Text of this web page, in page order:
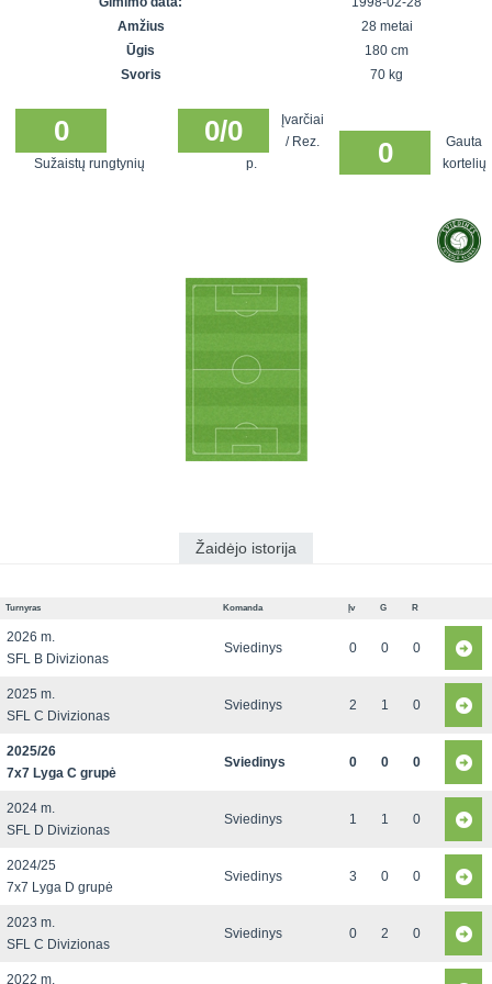
SFL rudens
Snaigės taurė
čempionatas
Vilnius
Amžius
28 metai
Ūgis
180 cm
Svoris
70 kg
0
Sužaistų rungtynių
0/0
Įvarčiai
/ Rez.
p.
0
Gauta
kortelių
Žaidėjo istorija
Turnyras Komanda Įv G R
2026 m.
SFL B Divizionas
Sviedinys 0 0 0
2025 m.
SFL C Divizionas
Sviedinys 2 1 0
2025/26
7x7 Lyga C grupė
Sviedinys 0 0 0
2024 m.
SFL D Divizionas
Sviedinys 1 1 0
2024/25
7x7 Lyga D grupė
Sviedinys 3 0 0
2023 m.
SFL C Divizionas
Sviedinys 0 2 0
2022 m.